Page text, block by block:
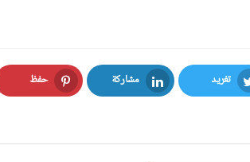
تغريد
Twitter
مشاركة
LinkedIn
حفظ
Pinterest